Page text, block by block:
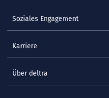
Soziales Engagement
Karriere
Über deltra